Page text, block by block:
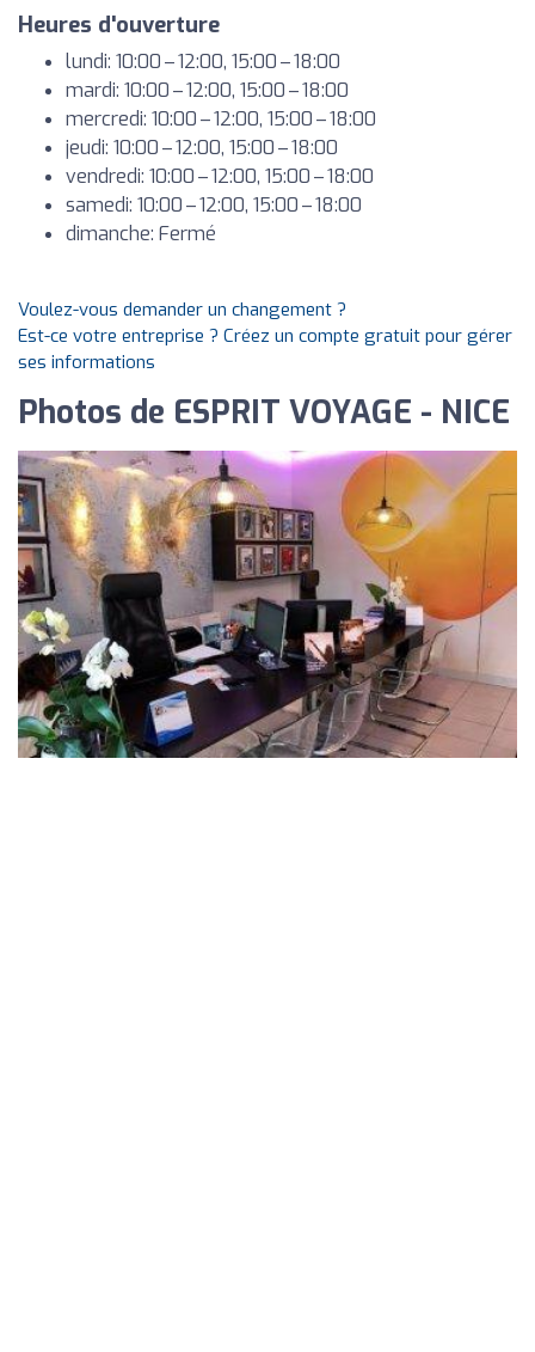
Heures d'ouverture
lundi: 10:00 – 12:00, 15:00 – 18:00
mardi: 10:00 – 12:00, 15:00 – 18:00
mercredi: 10:00 – 12:00, 15:00 – 18:00
jeudi: 10:00 – 12:00, 15:00 – 18:00
vendredi: 10:00 – 12:00, 15:00 – 18:00
samedi: 10:00 – 12:00, 15:00 – 18:00
dimanche: Fermé
Voulez-vous demander un changement ?
Est-ce votre entreprise ? Créez un compte gratuit pour gérer
ses informations
Photos de ESPRIT VOYAGE - NICE